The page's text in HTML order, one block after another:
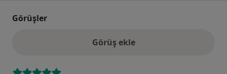
Görüşler
Görüş ekle